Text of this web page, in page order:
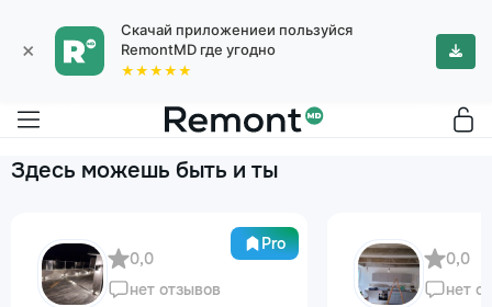
×
Скачай приложениеи пользуйся
RemontMD где угодно
★★★★★
Здесь можешь быть и ты
Pro
0,0
нет отзывов
0,0
нет